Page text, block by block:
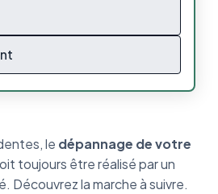
le dépannage de votre
toujours être réalisé par un
Découvrez la marche à suivre.
en cas de panne de mon
pour le dépannage de
les pannes sur mon